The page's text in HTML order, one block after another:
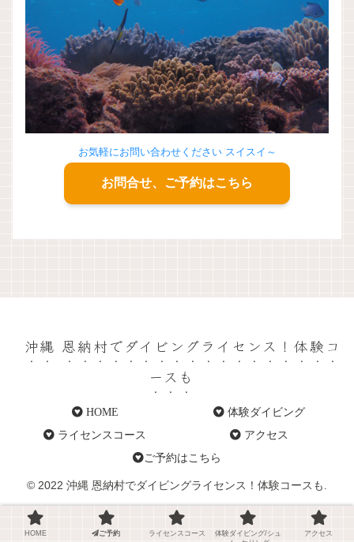
お気軽にお問い合わせください スイスイ～
お問合せ、ご予約はこちら
沖縄 恩納村でダイビングライセンス！体験コ
ースも
HOME 体験ダイビング
ライセンスコース アクセス
ご予約はこちら
© 2022 沖縄 恩納村でダイビングライセンス！体験コースも.
HOME ご予約 ライセンスコース
体験ダイビング/シュ
アクセス